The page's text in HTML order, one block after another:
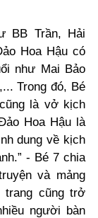
BB Trần, Hải
Hoa Hậu có
như Mai Bảo
Trong đó, Bé
là vở kịch
Hoa Hậu là
dung về kịch
- Bé 7 chia
và mảng
trang cũng trở
người bàn